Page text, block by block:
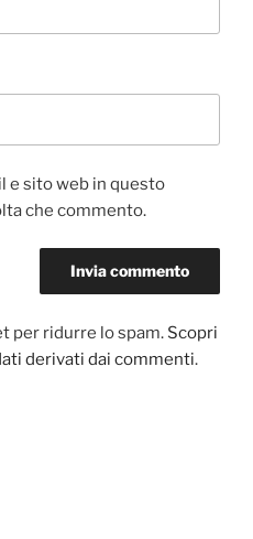
e sito web in questo
che commento.
per ridurre lo spam. Scopri
derivati dai commenti.